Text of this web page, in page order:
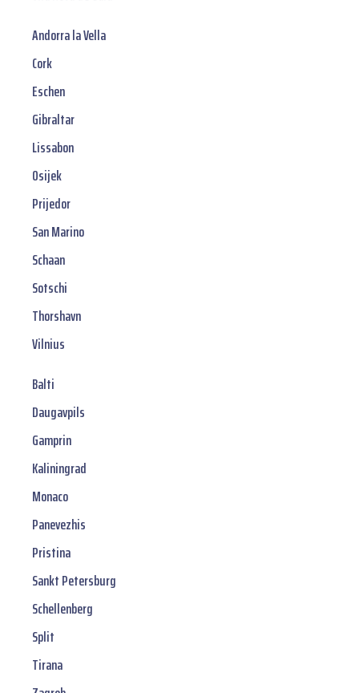
Andorra la Vella
Cork
Eschen
Gibraltar
Lissabon
Osijek
Prijedor
San Marino
Schaan
Sotschi
Thorshavn
Vilnius
Balti
Daugavpils
Gamprin
Kaliningrad
Monaco
Panevezhis
Pristina
Sankt Petersburg
Schellenberg
Split
Tirana